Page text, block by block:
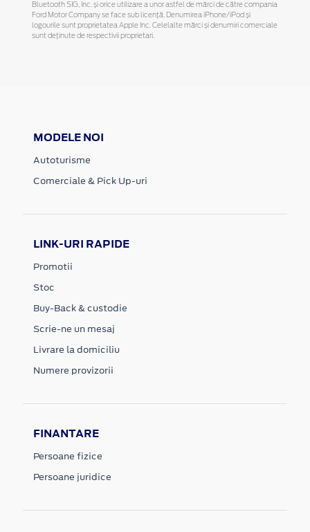
Bluetooth SIG, Inc. și orice utilizare a unor astfel de mărci de către compania
Ford Motor Company se face sub licență. Denumirea iPhone/iPod și
logourile sunt proprietatea Apple Inc. Celelalte mărci și denumiri comerciale
sunt deținute de respectivii proprietari.
MODELE NOI
Autoturisme
Comerciale & Pick Up-uri
LINK-URI RAPIDE
Promotii
Stoc
Buy-Back & custodie
Scrie-ne un mesaj
Livrare la domiciliu
Numere provizorii
FINANTARE
Persoane fizice
Persoane juridice